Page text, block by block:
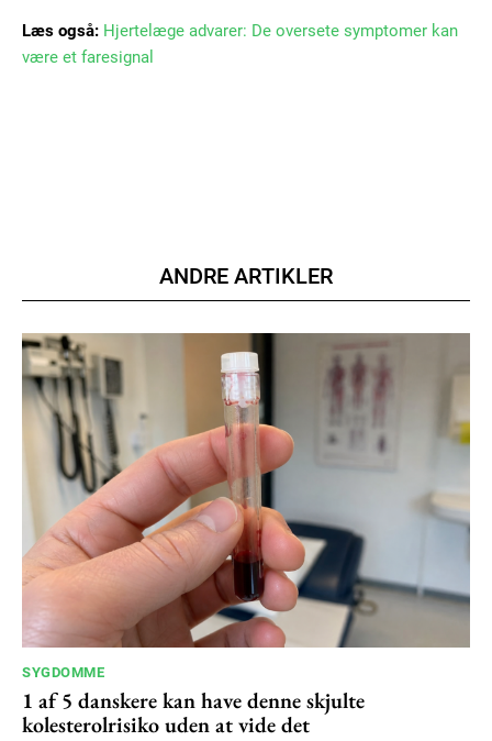
Etiam est nibh, lobortis sit
Ut mollis pellentesque tortor
Nullam eu erat condimentum
Donec quis est ac felis
Orci varius natoque dolor
YEARLY PRICING MONTHLY PRICING
Læs også: Hjertelæge advarer: De oversete symptomer kan
være et faresignal
ANDRE ARTIKLER
SYGDOMME
1 af 5 danskere kan have denne skjulte
kolesterolrisiko uden at vide det